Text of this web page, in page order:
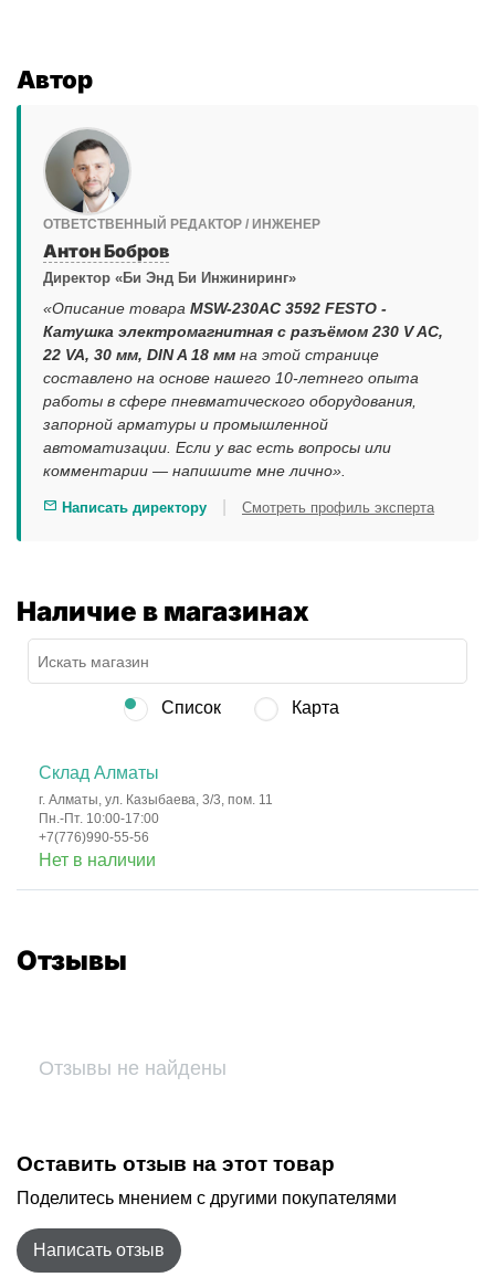
Автор
ОТВЕТСТВЕННЫЙ РЕДАКТОР / ИНЖЕНЕР
Антон Бобров
Директор «Би Энд Би Инжиниринг»
«Описание товара MSW-230AC 3592 FESTO -
Катушка электромагнитная с разъёмом 230 V AC,
22 VA, 30 мм, DIN A 18 мм на этой странице
составлено на основе нашего 10-летнего опыта
работы в сфере пневматического оборудования,
запорной арматуры и промышленной
автоматизации. Если у вас есть вопросы или
комментарии — напишите мне лично».
Написать директору Смотреть профиль эксперта
Наличие в магазинах
Список Карта
Склад Алматы
г. Алматы, ул. Казыбаева, 3/3, пом. 11
Пн.-Пт. 10:00-17:00
+7(776)990-55-56
Нет в наличии
Отзывы
Отзывы не найдены
Оставить отзыв на этот товар
Поделитесь мнением с другими покупателями
Написать отзыв